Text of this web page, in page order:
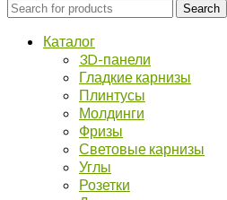
Search
Каталог
3D-панели
Гладкие карнизы
Плинтусы
Молдинги
Фризы
Световые карнизы
Углы
Розетки